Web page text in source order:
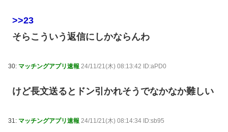
>>23
そらこういう返信にしかならんわ
30: マッチングアプリ速報 24/11/21(木) 08:13:42 ID:aPD0
けど長文送るとドン引かれそうでなかなか難しい
31: マッチングアプリ速報 24/11/21(木) 08:14:34 ID:sb95